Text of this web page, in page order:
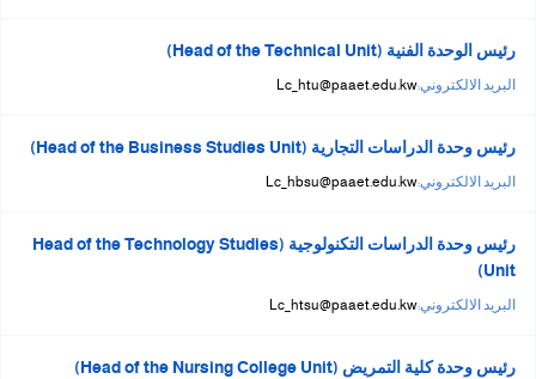
رئيس الوحدة الفنية (Head of the Technical Unit)
البريد الالكتروني:Lc_htu@paaet.edu.kw
رئيس وحدة الدراسات التجارية (Head of the Business Studies Unit)
البريد الالكتروني:Lc_hbsu@paaet.edu.kw
رئيس وحدة الدراسات التكنولوجية (Head of the Technology Studies
Unit)
البريد الالكتروني:Lc_htsu@paaet.edu.kw
رئيس وحدة كلية التمريض (Head of the Nursing College Unit)